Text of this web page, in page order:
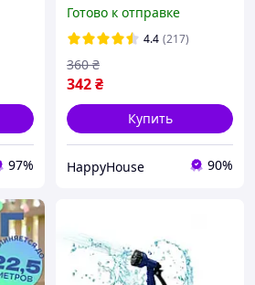
м
97%
iC227
Готово к отправке
4.4 (217)
342₴
360 ₴
Купить
HappyHouse 90%